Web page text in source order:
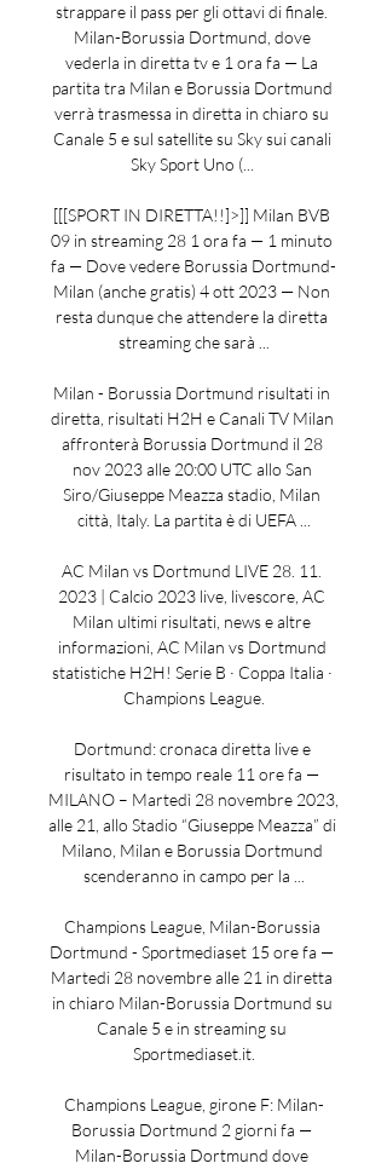
strappare il pass per gli ottavi di finale.
Milan-Borussia Dortmund, dove
vederla in diretta tv e 1 ora fa — La
partita tra Milan e Borussia Dortmund
verrà trasmessa in diretta in chiaro su
Canale 5 e sul satellite su Sky sui canali
Sky Sport Uno (...
[[[SPORT IN DIRETTA!!]>]] Milan BVB
09 in streaming 28 1 ora fa — 1 minuto
fa — Dove vedere Borussia Dortmund-
Milan (anche gratis) 4 ott 2023 — Non
resta dunque che attendere la diretta
streaming che sarà ...
Milan - Borussia Dortmund risultati in
diretta, risultati H2H e Canali TV Milan
affronterà Borussia Dortmund il 28
nov 2023 alle 20:00 UTC allo San
Siro/Giuseppe Meazza stadio, Milan
città, Italy. La partita è di UEFA ...
AC Milan vs Dortmund LIVE 28. 11.
2023 | Calcio 2023 live, livescore, AC
Milan ultimi risultati, news e altre
informazioni, AC Milan vs Dortmund
statistiche H2H! Serie B · Coppa Italia ·
Champions League.
Dortmund: cronaca diretta live e
risultato in tempo reale 11 ore fa —
MILANO – Martedì 28 novembre 2023,
alle 21, allo Stadio “Giuseppe Meazza” di
Milano, Milan e Borussia Dortmund
scenderanno in campo per la ...
Champions League, Milan-Borussia
Dortmund - Sportmediaset 15 ore fa —
Martedi 28 novembre alle 21 in diretta
in chiaro Milan-Borussia Dortmund su
Canale 5 e in streaming su
Sportmediaset.it.
Champions League, girone F: Milan-
Borussia Dortmund 2 giorni fa —
Milan-Borussia Dortmund dove